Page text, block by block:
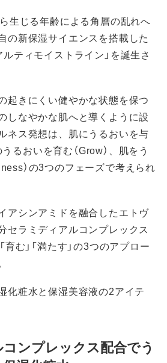
生じる年齢による角層の乱れへ
の新保湿サイエンスを搭載した
ティモイストライン」を誕生さ
起きにくい健やかな状態を保つ
しなやかな肌へと導くように設
ネス発想は、肌にうるおいを与
るおいを育む（Grow）、肌をう
）の3つのフェーズで考えられ
アシンアミドを融合したエトヴ
セラミディアルコンプレックス
育む」「満たす」の3つのアプロー
化粧水と保湿美容液の2アイテ
ンプレックス配合でう